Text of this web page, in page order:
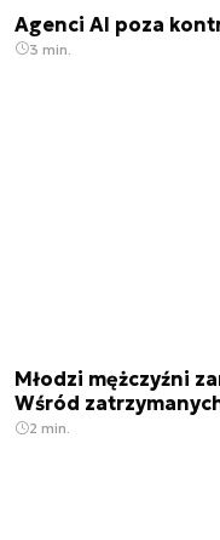
Agenci AI poza
3 min.
Młodzi mężczyźni
Wśród
2 min.